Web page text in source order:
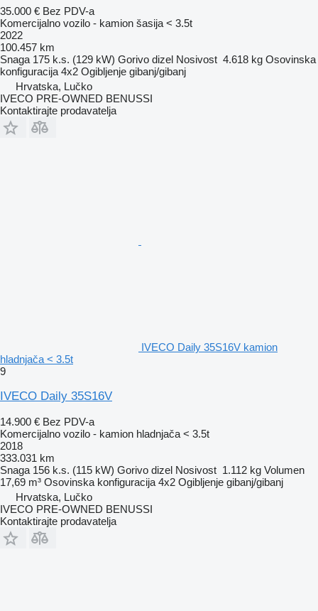
35.000 € Bez PDV-a
Komercijalno vozilo - kamion šasija < 3.5t
2022
100.457 km
Snaga 175 k.s. (129 kW) Gorivo dizel Nosivost 4.618 kg Osovinska
konfiguracija 4x2 Ogibljenje gibanj/gibanj
Hrvatska, Lučko
IVECO PRE-OWNED BENUSSI
Kontaktirajte prodavatelja
IVECO Daily 35S16V kamion
hladnjača < 3.5t
9
IVECO Daily 35S16V
14.900 € Bez PDV-a
Komercijalno vozilo - kamion hladnjača < 3.5t
2018
333.031 km
Snaga 156 k.s. (115 kW) Gorivo dizel Nosivost 1.112 kg Volumen
17,69 m³ Osovinska konfiguracija 4x2 Ogibljenje gibanj/gibanj
Hrvatska, Lučko
IVECO PRE-OWNED BENUSSI
Kontaktirajte prodavatelja